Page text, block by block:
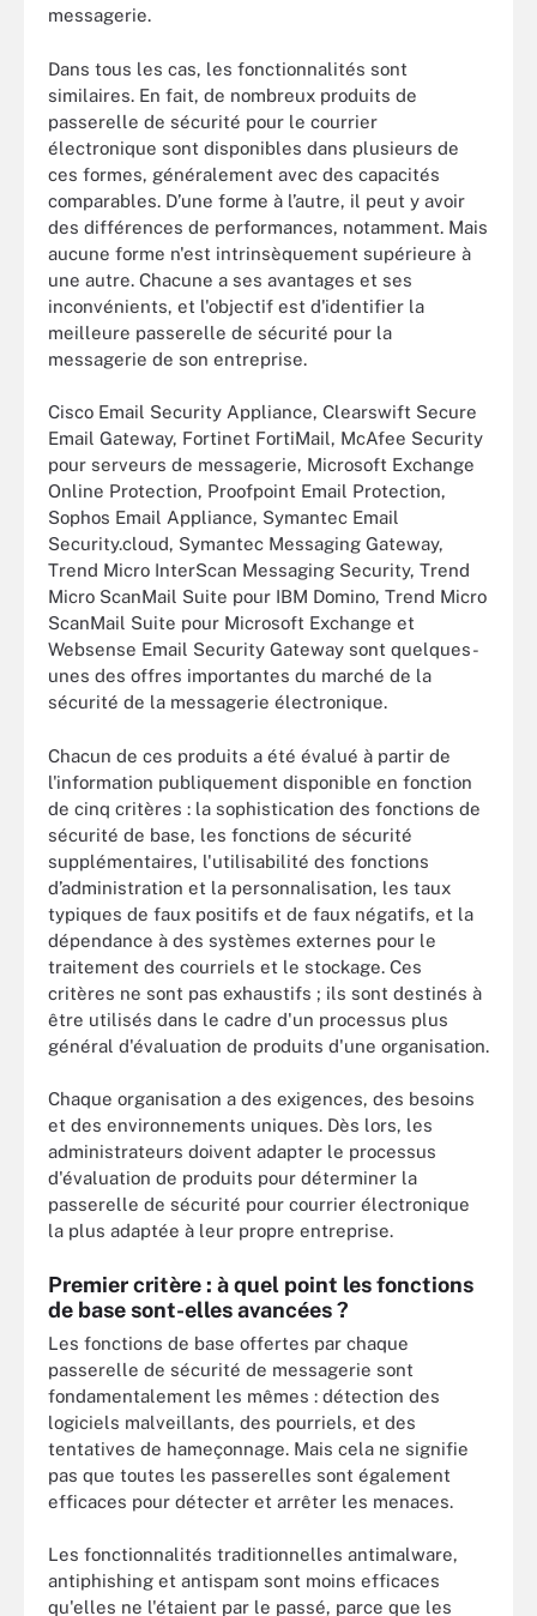
messagerie.
Dans tous les cas, les fonctionnalités sont
similaires. En fait, de nombreux produits de
passerelle de sécurité pour le courrier
électronique sont disponibles dans plusieurs de
ces formes, généralement avec des capacités
comparables. D’une forme à l’autre, il peut y avoir
des différences de performances, notamment. Mais
aucune forme n'est intrinsèquement supérieure à
une autre. Chacune a ses avantages et ses
inconvénients, et l'objectif est d'identifier la
meilleure passerelle de sécurité pour la
messagerie de son entreprise.
Cisco Email Security Appliance, Clearswift Secure
Email Gateway, Fortinet FortiMail, McAfee Security
pour serveurs de messagerie, Microsoft Exchange
Online Protection, Proofpoint Email Protection,
Sophos Email Appliance, Symantec Email
Security.cloud, Symantec Messaging Gateway,
Trend Micro InterScan Messaging Security, Trend
Micro ScanMail Suite pour IBM Domino, Trend Micro
ScanMail Suite pour Microsoft Exchange et
Websense Email Security Gateway sont quelques-
unes des offres importantes du marché de la
sécurité de la messagerie électronique.
Chacun de ces produits a été évalué à partir de
l'information publiquement disponible en fonction
de cinq critères : la sophistication des fonctions de
sécurité de base, les fonctions de sécurité
supplémentaires, l'utilisabilité des fonctions
d’administration et la personnalisation, les taux
typiques de faux positifs et de faux négatifs, et la
dépendance à des systèmes externes pour le
traitement des courriels et le stockage. Ces
critères ne sont pas exhaustifs ; ils sont destinés à
être utilisés dans le cadre d'un processus plus
général d'évaluation de produits d'une organisation.
Chaque organisation a des exigences, des besoins
et des environnements uniques. Dès lors, les
administrateurs doivent adapter le processus
d'évaluation de produits pour déterminer la
passerelle de sécurité pour courrier électronique
la plus adaptée à leur propre entreprise.
Premier critère : à quel point les fonctions
de base sont-elles avancées ?
Les fonctions de base offertes par chaque
passerelle de sécurité de messagerie sont
fondamentalement les mêmes : détection des
logiciels malveillants, des pourriels, et des
tentatives de hameçonnage. Mais cela ne signifie
pas que toutes les passerelles sont également
efficaces pour détecter et arrêter les menaces.
Les fonctionnalités traditionnelles antimalware,
antiphishing et antispam sont moins efficaces
qu'elles ne l'étaient par le passé, parce que les